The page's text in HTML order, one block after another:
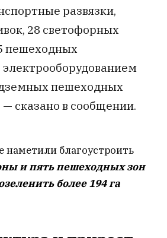
развязки,
28 светофорных
пешеходных
электрооборудованием
пешеходных
— сказано в сообщении.
наметили благоустроить
и пять пешеходных зон
более 194 га